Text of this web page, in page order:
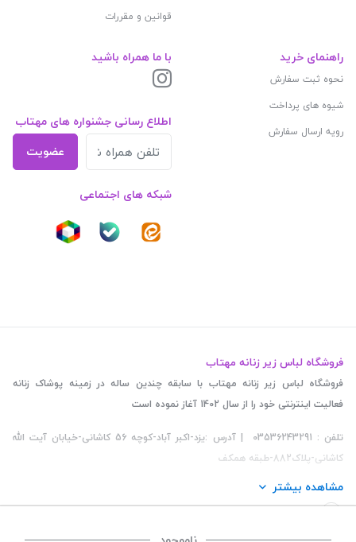
قوانین و مقررات
راهنمای خرید
نحوه ثبت سفارش
شیوه های پرداخت
رویه ارسال سفارش
با ما همراه باشید
اطلاع رسانی جشنواره های مهتاب
عضویت
شبکه های اجتماعی
فروشگاه لباس زیر زنانه مهتاب
فروشگاه لباس زیر زنانه مهتاب با سابقه چندین ساله در زمینه پوشاک زنانه
فعالیت اینترنتی خود را از سال 1402 آغاز نموده است
تلفن : 03536243291 | آدرس :یزد-اکبر آباد-کوچه 56 کاشانی-خیابان آیت الله
کاشانی-پلاک882-طبقه همکف
مشاهده بیشتر